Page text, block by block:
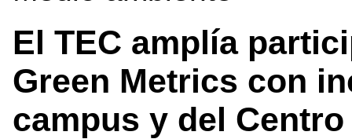
El TEC amplía
Green Metrics con
campus y del